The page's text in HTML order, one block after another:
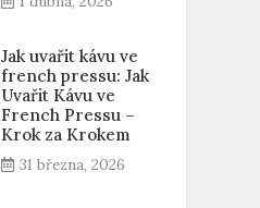
Jak uvařit kávu ve
french pressu: Jak
Uvařit Kávu ve
French Pressu –
Krok za Krokem
31 března, 2026